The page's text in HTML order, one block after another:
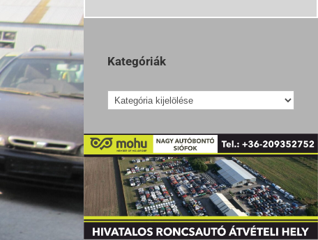
Kategóriák
Kategóriák